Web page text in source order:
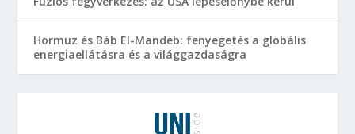
Hormuz és Báb El-Mandeb: fenyegetés a globális
energiaellátásra és a világgazdaságra